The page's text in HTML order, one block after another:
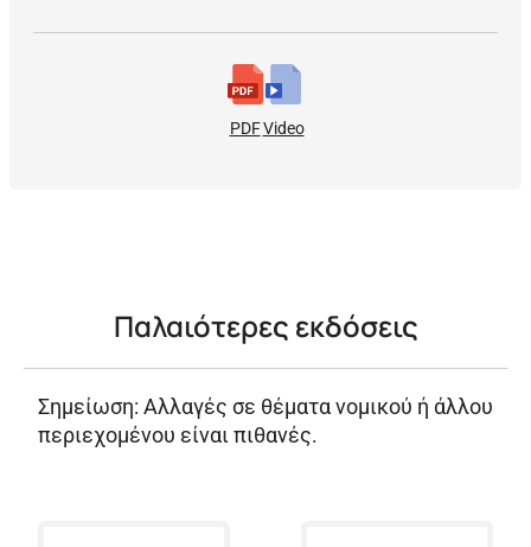
PDFVideo
Παλαιότερες εκδόσεις
Σημείωση: Αλλαγές σε θέματα νομικού ή άλλου
περιεχομένου είναι πιθανές.